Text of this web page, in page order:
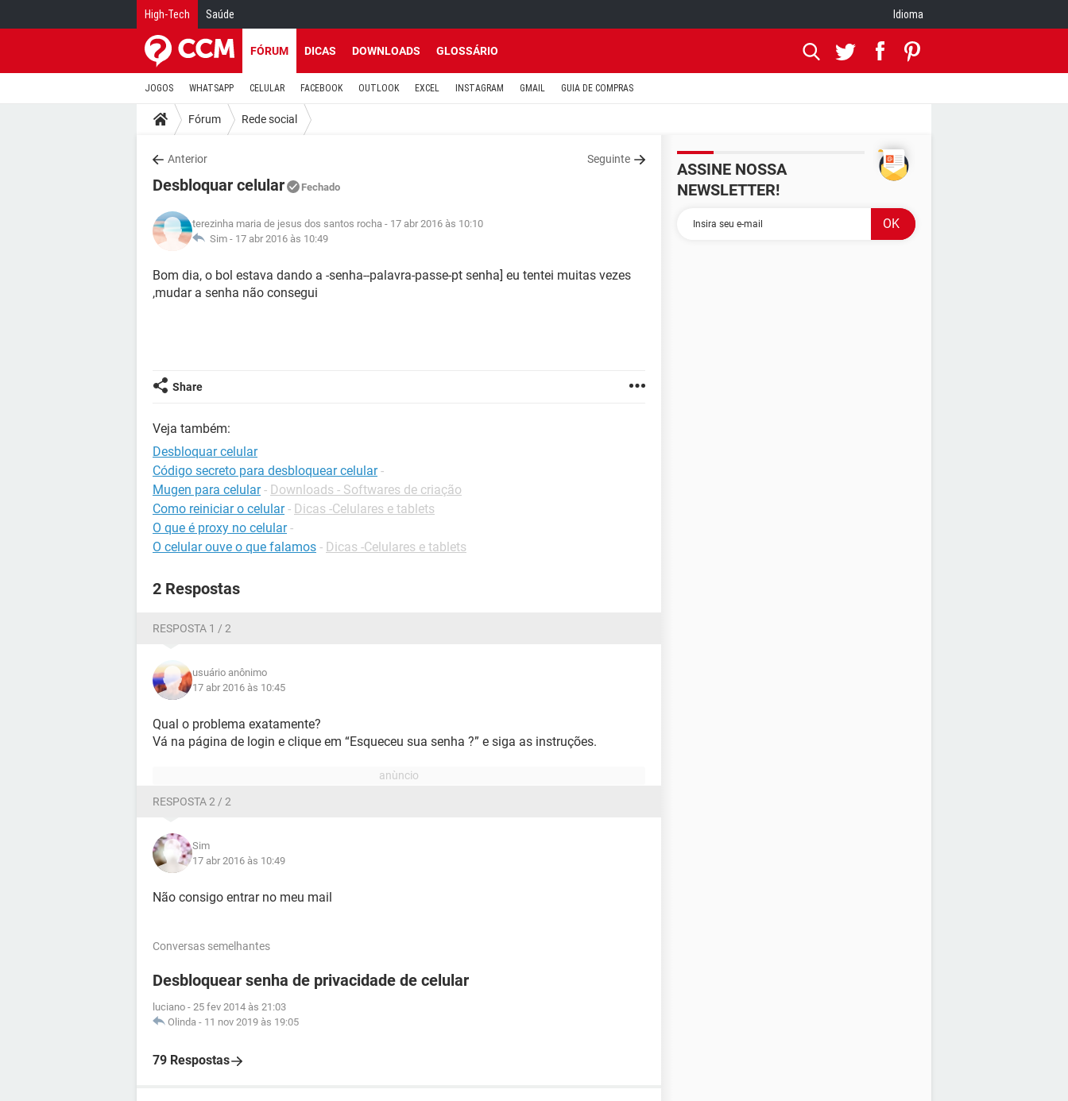
High-Tech Saúde Idioma
FÓRUM DICAS DOWNLOADS GLOSSÁRIO
JOGOS WHATSAPP CELULAR FACEBOOK OUTLOOK EXCEL INSTAGRAM GMAIL GUIA DE COMPRAS
Fórum Rede social
Anterior Seguinte
Desbloquar celular Fechado
terezinha maria de jesus dos santos rocha - 17 abr 2016 às 10:10
Sim - 17 abr 2016 às 10:49
Bom dia, o bol estava dando a -senha--palavra-passe-pt senha] eu tentei muitas vezes
,mudar a senha não consegui
Share
Veja também:
Desbloquar celular
Código secreto para desbloquear celular -
Mugen para celular - Downloads - Softwares de criação
Como reiniciar o celular - Dicas -Celulares e tablets
O que é proxy no celular -
O celular ouve o que falamos - Dicas -Celulares e tablets
2 Respostas
RESPOSTA 1 / 2
usuário anônimo
17 abr 2016 às 10:45
Qual o problema exatamente?
Vá na página de login e clique em “Esqueceu sua senha ?” e siga as instruções.
RESPOSTA 2 / 2
Sim
17 abr 2016 às 10:49
Não consigo entrar no meu mail
Conversas semelhantes
Desbloquear senha de privacidade de celular
luciano - 25 fev 2014 às 21:03
Olinda - 11 nov 2019 às 19:05
79 Respostas
ASSINE NOSSA
NEWSLETTER!